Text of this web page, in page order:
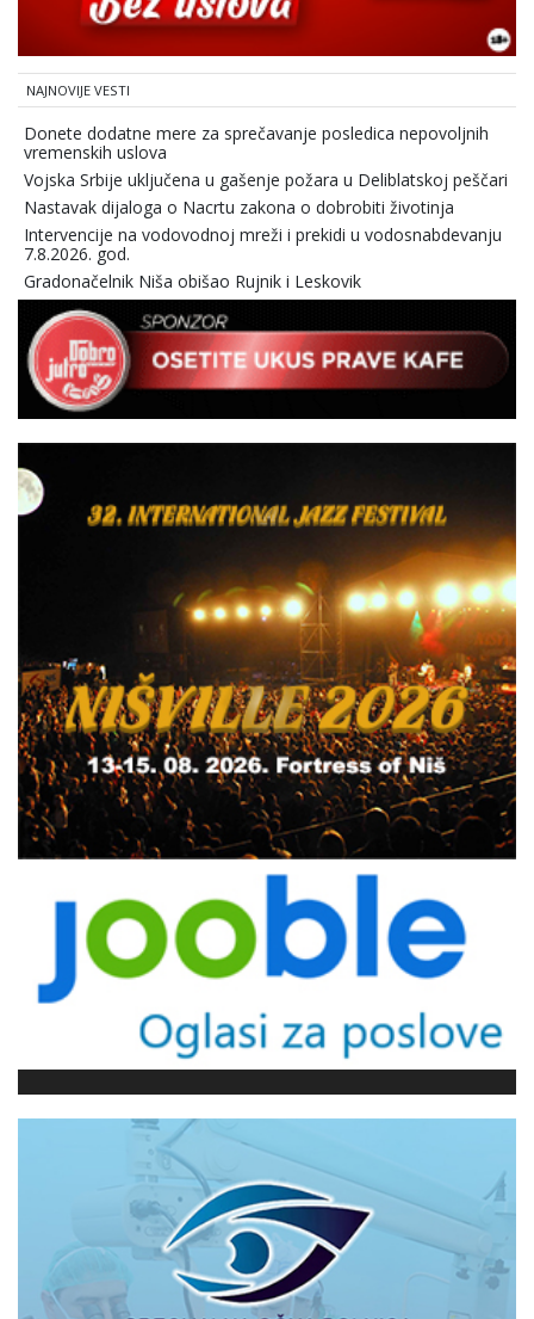
NAJNOVIJE VESTI
Donete dodatne mere za sprečavanje posledica nepovoljnih
vremenskih uslova
Vojska Srbije uključena u gašenje požara u Deliblatskoj peščari
Nastavak dijaloga o Nacrtu zakona o dobrobiti životinja
Intervencije na vodovodnoj mreži i prekidi u vodosnabdevanju
7.8.2026. god.
Gradonačelnik Niša obišao Rujnik i Leskovik